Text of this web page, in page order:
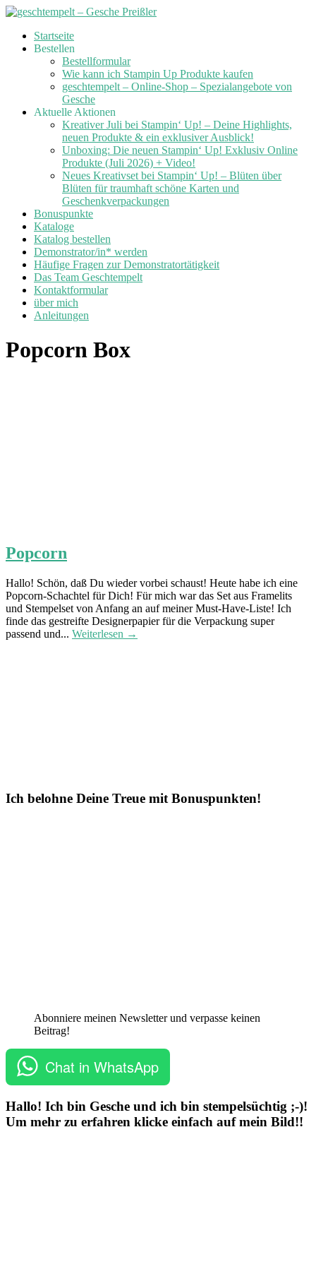
Skip
Startseite
Bestellen
Bestellformular
Wie kann ich Stampin Up Produkte kaufen
geschtempelt – Online-Shop – Spezialangebote von
Gesche
Aktuelle Aktionen
Kreativer Juli bei Stampin‘ Up! – Deine Highlights,
neuen Produkte & ein exklusiver Ausblick!
Unboxing: Die neuen Stampin‘ Up! Exklusiv Online
Produkte (Juli 2026) + Video!
Neues Kreativset bei Stampin‘ Up! – Blüten über
Blüten für traumhaft schöne Karten und
Geschenkverpackungen
Bonuspunkte
Kataloge
Katalog bestellen
Demonstrator/in* werden
Häufige Fragen zur Demonstratortätigkeit
Das Team Geschtempelt
Kontaktformular
über mich
Anleitungen
Popcorn Box
Popcorn
Hallo! Schön, daß Du wieder vorbei schaust! Heute habe ich eine
Popcorn-Schachtel für Dich! Für mich war das Set aus Framelits
und Stempelset von Anfang an auf meiner Must-Have-Liste! Ich
finde das gestreifte Designerpapier für die Verpackung super
passend und... Weiterlesen →
Ich belohne Deine Treue mit Bonuspunkten!
Abonniere meinen Newsletter und verpasse keinen
Beitrag!
Chat in WhatsApp
Hallo! Ich bin Gesche und ich bin stempelsüchtig ;-)!
Um mehr zu erfahren klicke einfach auf mein Bild!!